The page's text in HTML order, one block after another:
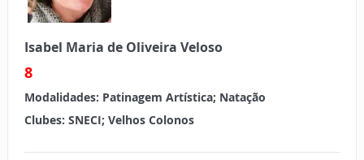
Isabel Maria de Oliveira Veloso
8
Modalidades: Patinagem Artística; Natação
Clubes: SNECI; Velhos Colonos